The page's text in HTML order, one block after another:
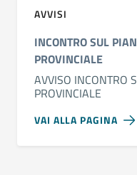
AVVISI
INCONTRO SUL
PROVINCIALE
AVVISO INCONTRO
PROVINCIALE
VAI ALLA PAGINA